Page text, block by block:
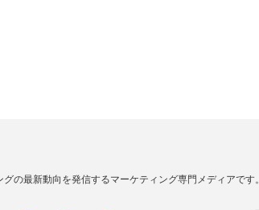
の最新動向を発信するマーケティング専門メディアです。